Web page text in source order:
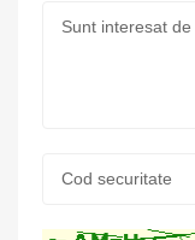
securitate: